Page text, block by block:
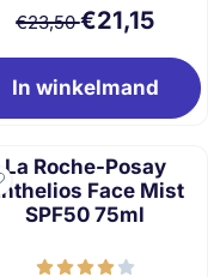
Van 23,50 voor
€23,50€21,15
In winkelmand
La Roche-Posay
Face Mist
SPF50 75ml